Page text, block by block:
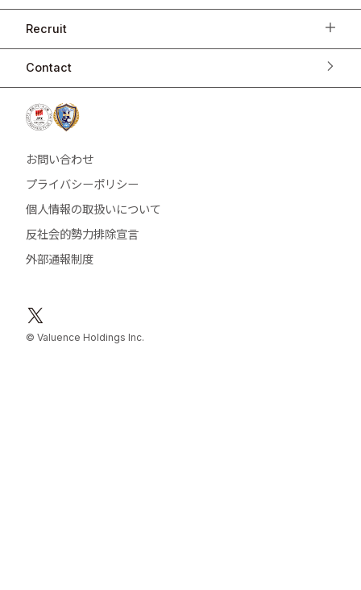
Recruit
Contact
お問い合わせ
プライバシーポリシー
個人情報の取扱いについて
反社会的勢力排除宣言
外部通報制度
© Valuence Holdings Inc.